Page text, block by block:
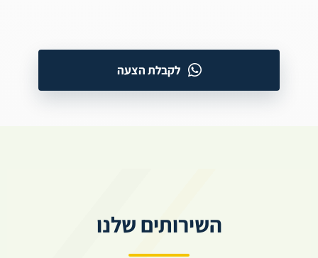
לקבלת הצעה
השירותים שלנו